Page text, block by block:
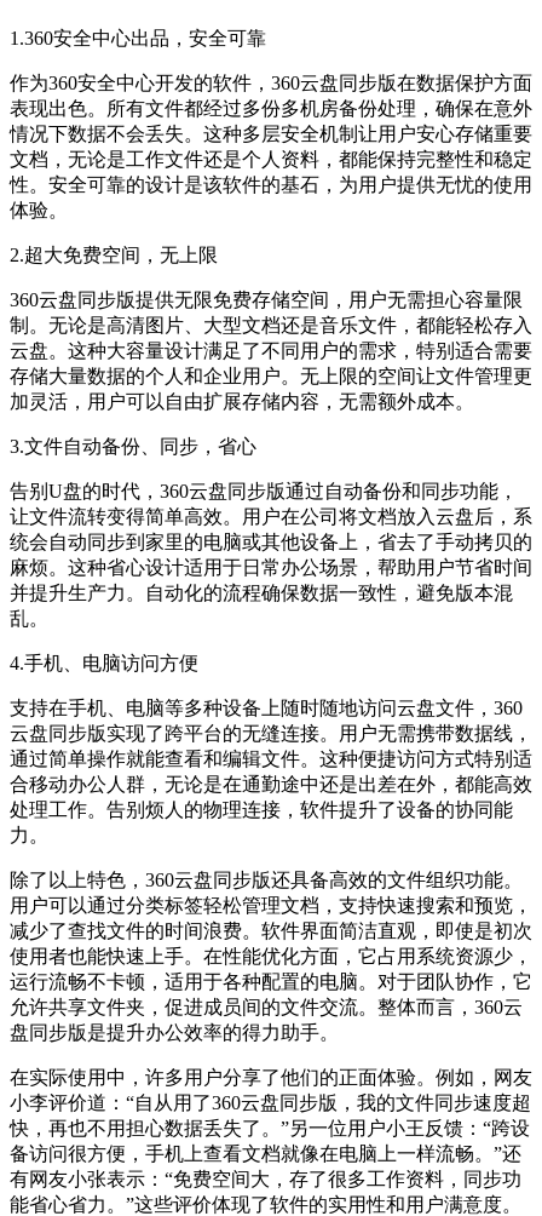
1.360安全中心出品，安全可靠
作为360安全中心开发的软件，360云盘同步版在数据保护方面
表现出色。所有文件都经过多份多机房备份处理，确保在意外
情况下数据不会丢失。这种多层安全机制让用户安心存储重要
文档，无论是工作文件还是个人资料，都能保持完整性和稳定
性。安全可靠的设计是该软件的基石，为用户提供无忧的使用
体验。
2.超大免费空间，无上限
360云盘同步版提供无限免费存储空间，用户无需担心容量限
制。无论是高清图片、大型文档还是音乐文件，都能轻松存入
云盘。这种大容量设计满足了不同用户的需求，特别适合需要
存储大量数据的个人和企业用户。无上限的空间让文件管理更
加灵活，用户可以自由扩展存储内容，无需额外成本。
3.文件自动备份、同步，省心
告别U盘的时代，360云盘同步版通过自动备份和同步功能，
让文件流转变得简单高效。用户在公司将文档放入云盘后，系
统会自动同步到家里的电脑或其他设备上，省去了手动拷贝的
麻烦。这种省心设计适用于日常办公场景，帮助用户节省时间
并提升生产力。自动化的流程确保数据一致性，避免版本混
乱。
4.手机、电脑访问方便
支持在手机、电脑等多种设备上随时随地访问云盘文件，360
云盘同步版实现了跨平台的无缝连接。用户无需携带数据线，
通过简单操作就能查看和编辑文件。这种便捷访问方式特别适
合移动办公人群，无论是在通勤途中还是出差在外，都能高效
处理工作。告别烦人的物理连接，软件提升了设备的协同能
力。
除了以上特色，360云盘同步版还具备高效的文件组织功能。
用户可以通过分类标签轻松管理文档，支持快速搜索和预览，
减少了查找文件的时间浪费。软件界面简洁直观，即使是初次
使用者也能快速上手。在性能优化方面，它占用系统资源少，
运行流畅不卡顿，适用于各种配置的电脑。对于团队协作，它
允许共享文件夹，促进成员间的文件交流。整体而言，360云
盘同步版是提升办公效率的得力助手。
在实际使用中，许多用户分享了他们的正面体验。例如，网友
小李评价道：“自从用了360云盘同步版，我的文件同步速度超
快，再也不用担心数据丢失了。”另一位用户小王反馈：“跨设
备访问很方便，手机上查看文档就像在电脑上一样流畅。”还
有网友小张表示：“免费空间大，存了很多工作资料，同步功
能省心省力。”这些评价体现了软件的实用性和用户满意度。